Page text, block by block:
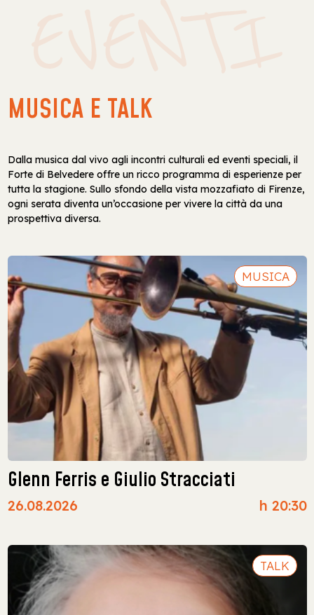
MUSICA E TALK
Dalla musica dal vivo agli incontri culturali ed eventi speciali, il
Forte di Belvedere offre un ricco programma di esperienze per
tutta la stagione. Sullo sfondo della vista mozzafiato di Firenze,
ogni serata diventa un’occasione per vivere la città da una
prospettiva diversa.
MUSICA
Glenn Ferris e Giulio Stracciati
26.08.2026 h 20:30
TALK